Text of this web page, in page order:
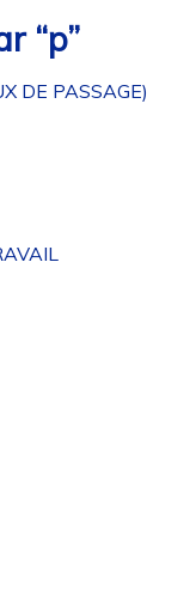
“p”
DE PASSAGE)